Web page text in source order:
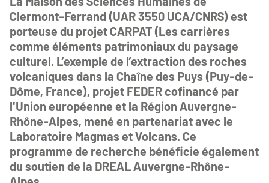
Clermont-Ferrand (UAR 3550 UCA/CNRS) est
porteuse du projet CARPAT (Les carrières
comme éléments patrimoniaux du paysage
culturel. L’exemple de l’extraction des roches
volcaniques dans la Chaîne des Puys (Puy-de-
Dôme, France), projet FEDER cofinancé par
l'Union européenne et la Région Auvergne-
Rhône-Alpes, mené en partenariat avec le
Laboratoire Magmas et Volcans. Ce
programme de recherche bénéficie également
du soutien de la DREAL Auvergne-Rhône-